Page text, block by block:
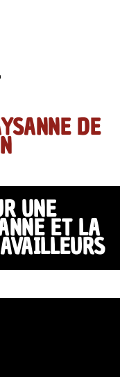
DE
UNE
ET LA